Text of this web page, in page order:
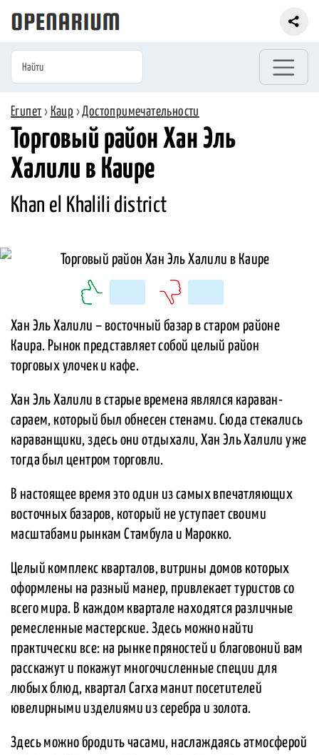
Египет› Каир ›Достопримечательности
Торговый район Хан Эль
Халили в Каире
Khan el Khalili district
Хан Эль Халили – восточный базар в старом районе
Каира. Рынок представляет собой целый район
торговых улочек и кафе.
Хан Эль Халили в старые времена являлся караван-
сараем, который был обнесен стенами. Сюда стекались
караванщики, здесь они отдыхали, Хан Эль Халили уже
тогда был центром торговли.
В настоящее время это один из самых впечатляющих
восточных базаров, который не уступает своими
масштабами рынкам Стамбула и Марокко.
Целый комплекс кварталов, витрины домов которых
оформлены на разный манер, привлекает туристов со
всего мира. В каждом квартале находятся различные
ремесленные мастерские. Здесь можно найти
практически все: на рынке пряностей и благовоний вам
расскажут и покажут многочисленные специи для
любых блюд, квартал Сагха манит посетителей
ювелирными изделиями из серебра и золота.
Здесь можно бродить часами, наслаждаясь атмосферой